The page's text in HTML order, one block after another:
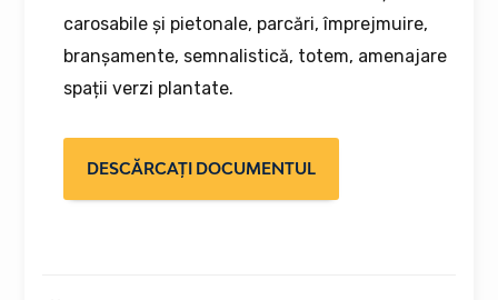
carosabile și pietonale, parcări, împrejmuire,
branșamente, semnalistică, totem, amenajare
spații verzi plantate.
DESCĂRCAȚI DOCUMENTUL